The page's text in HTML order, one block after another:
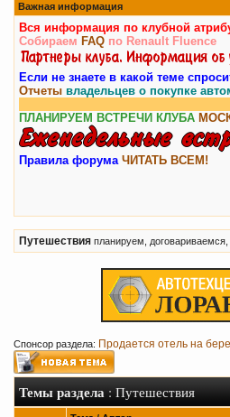
Важная информация
Вся информация по клубной
Собираем FAQ по Renault Fluence
Если не знаете в какой теме
Отчеты владельцев о покупке
ПЛАНИРУЕМ ВСТРЕЧИ КЛУБА
Правила форума ЧИТАТЬ ВСЕМ!
Путешествия планируем,
Спонсор раздела: Продается отель на
Темы раздела: Путешествия